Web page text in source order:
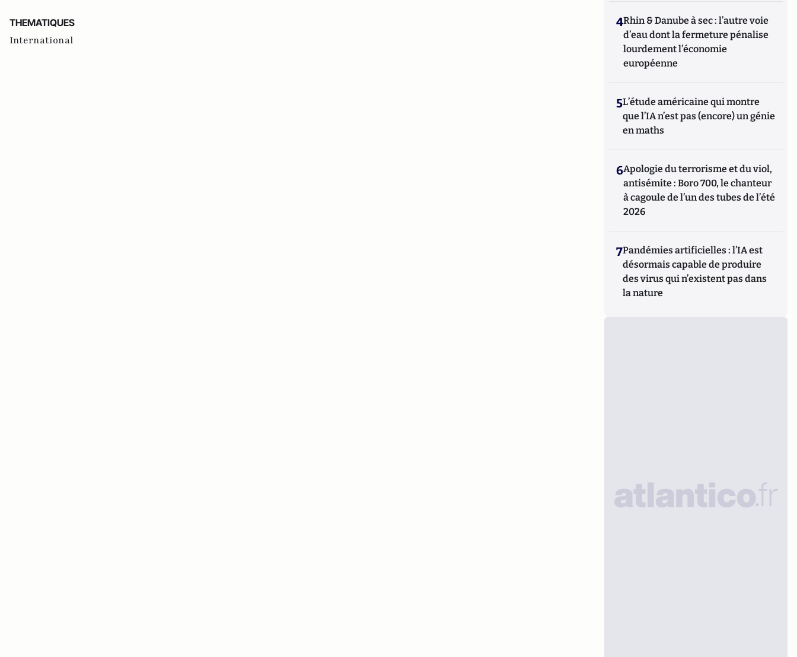
THEMATIQUES
International
4Rhin & Danube à sec : l’autre voie
d’eau dont la fermeture pénalise
lourdement l’économie
européenne
5L’étude américaine qui montre
que l’IA n’est pas (encore) un génie
en maths
6Apologie du terrorisme et du viol,
antisémite : Boro 700, le chanteur
à cagoule de l’un des tubes de l’été
2026
7Pandémies artificielles : l’IA est
désormais capable de produire
des virus qui n’existent pas dans
la nature